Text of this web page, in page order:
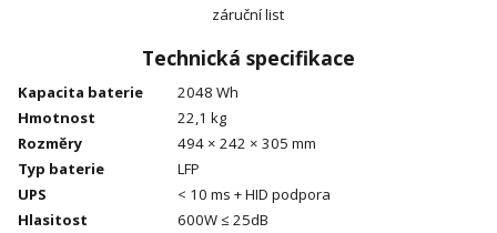
záruční list
Technická specifikace
Kapacita baterie
2048 Wh
Hmotnost
22,1 kg
Rozměry
494 × 242 × 305 mm
Typ baterie
LFP
UPS
< 10 ms + HID podpora
Hlasitost
600W ≤ 25dB